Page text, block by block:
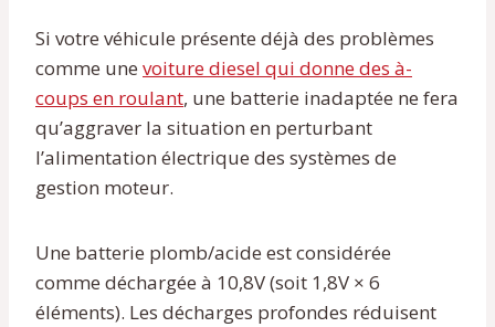
Si votre véhicule présente déjà des problèmes
comme une voiture diesel qui donne des à-
coups en roulant, une batterie inadaptée ne fera
qu’aggraver la situation en perturbant
l’alimentation électrique des systèmes de
gestion moteur.
Une batterie plomb/acide est considérée
comme déchargée à 10,8V (soit 1,8V × 6
éléments). Les décharges profondes réduisent